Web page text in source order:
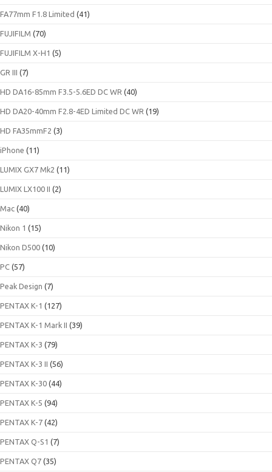
FA77mm F1.8 Limited (41)
FUJIFILM (70)
FUJIFILM X-H1 (5)
GR III (7)
HD DA16-85mm F3.5-5.6ED DC WR (40)
HD DA20-40mm F2.8-4ED Limited DC WR (19)
HD FA35mmF2 (3)
iPhone (11)
LUMIX GX7 Mk2 (11)
LUMIX LX100 II (2)
Mac (40)
Nikon 1 (15)
Nikon D500 (10)
PC (57)
Peak Design (7)
PENTAX K-1 (127)
PENTAX K-1 Mark II (39)
PENTAX K-3 (79)
PENTAX K-3 II (56)
PENTAX K-30 (44)
PENTAX K-5 (94)
PENTAX K-7 (42)
PENTAX Q-S1 (7)
PENTAX Q7 (35)